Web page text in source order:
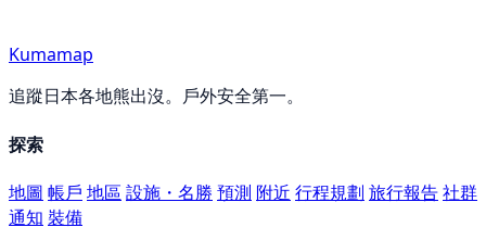
Kumamap
追蹤日本各地熊出沒。戶外安全第一。
探索
地圖 帳戶 地區 設施・名勝 預測 附近 行程規劃 旅行報告社群
通知 裝備